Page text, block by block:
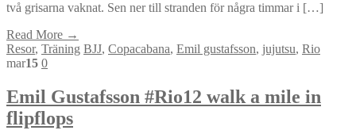
två grisarna vaknat. Sen ner till stranden för några timmar i […]
Read More →
Resor, Träning BJJ, Copacabana, Emil gustafsson, jujutsu, Rio
mar15 0
Emil Gustafsson #Rio12 walk a mile in
flipflops